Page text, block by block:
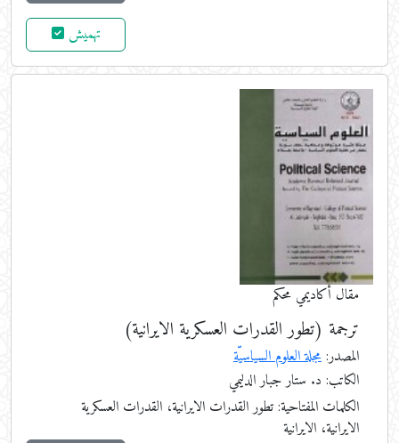
تهميش
مقال أكاديمي محكم
ترجمة (تطور القدرات العسكرية الايرانية)
المصدر:مجلة العلوم السياسيّة
الكاتب: د. ستار جبار الدليمي
الكلمات المفتاحية:تطور القدرات الايرانية، القدرات العسكرية
الايرانية، الايرانية